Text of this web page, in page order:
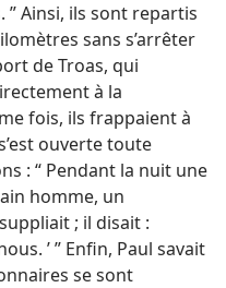
” Ainsi, ils sont repartis
sans s’arrêter
de Troas, qui
à la
fois, ils frappaient à
ouverte toute
: “ Pendant la nuit une
homme, un
; il disait :
’ ” Enfin, Paul savait
se sont